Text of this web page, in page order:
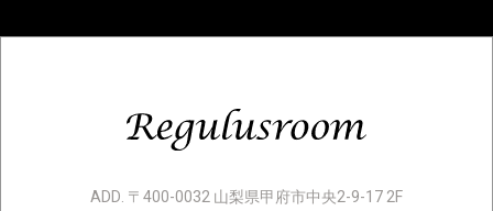
ADD. 〒400-0032 山梨県甲府市中央2-9-17 2F